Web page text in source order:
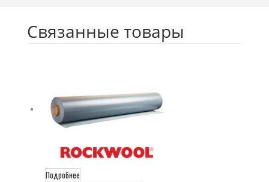
Связанные товары
Подробнее